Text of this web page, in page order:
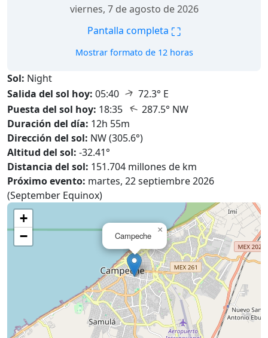
viernes, 7 de agosto de 2026
Pantalla completa ⛶
Mostrar formato de 12 horas
Sol: Night
Salida del sol hoy: 05:40 ↑ 72.3° E
Puesta del sol hoy: 18:35 ↑ 287.5° NW
Duración del día: 12h 55m
Dirección del sol: NW (305.6°)
Altitud del sol: -32.41°
Distancia del sol: 151.704 millones de km
Próximo evento: martes, 22 septiembre 2026
(September Equinox)
Campeche
×
+
−